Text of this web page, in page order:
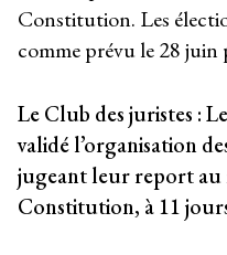
Constitution. Les
comme prévu le 28 juin
Le Club des juristes :
validé l’organisation
jugeant leur report au
Constitution, à 11